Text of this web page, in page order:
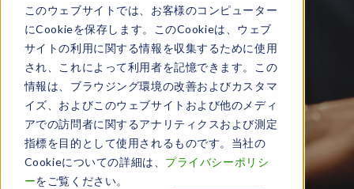
このウェブサイトでは、お客様のコンピューター
にCookieを保存します。このCookieは、ウェブ
サイトの利用に関する情報を収集するために使用
され、これによって利用者を記憶できます。この
情報は、ブラウジング環境の改善およびカスタマ
イズ、およびこのウェブサイトおよび他のメディ
アでの訪問者に関するアナリティクスおよび測定
指標を目的として使用されるものです。当社の
Cookieについての詳細は、 プライバシーポリシ
ーをご覧ください。
お知らせ